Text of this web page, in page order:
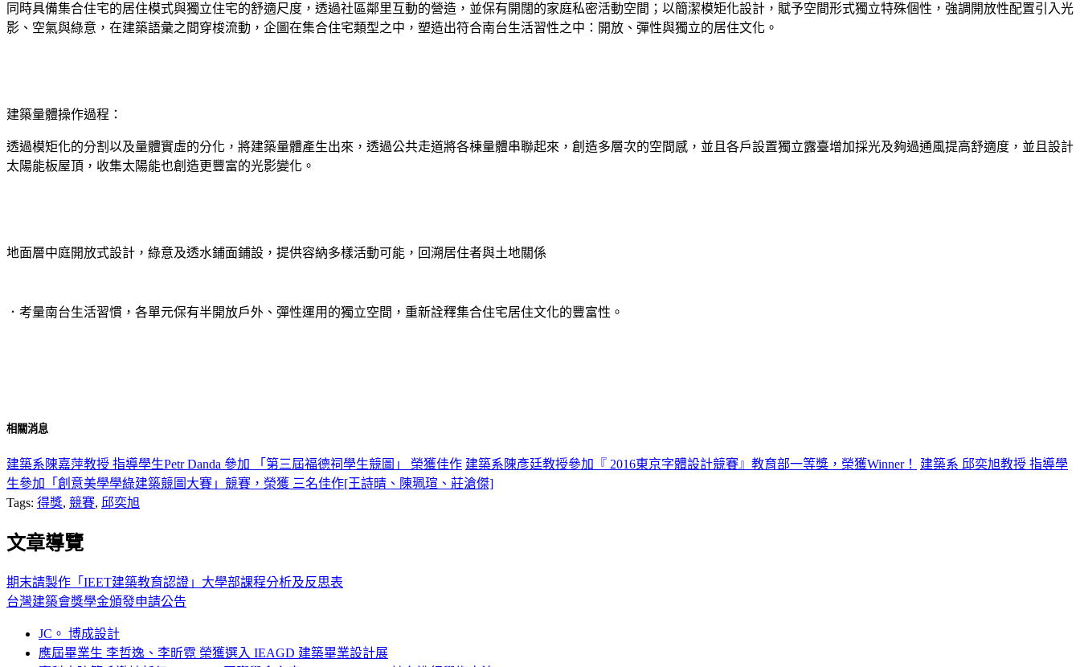
同時具備集合住宅的居住模式與獨立住宅的舒適尺度，透過社區鄰里互動的營造，並保有開闊的家庭私密活動空間；以簡潔模矩化設計，賦予空間形式獨立特殊個性，強調開放性配置引入光
影、空氣與綠意，在建築語彙之間穿梭流動，企圖在集合住宅類型之中，塑造出符合南台生活習性之中：開放、彈性與獨立的居住文化。
建築量體操作過程：
透過模矩化的分割以及量體實虛的分化，將建築量體產生出來，透過公共走道將各棟量體串聯起來，創造多層次的空間感，並且各戶設置獨立露臺增加採光及夠過通風提高舒適度，並且設計
太陽能板屋頂，收集太陽能也創造更豐富的光影變化。
地面層中庭開放式設計，綠意及透水鋪面鋪設，提供容納多樣活動可能，回溯居住者與土地關係
．考量南台生活習慣，各單元保有半開放戶外、彈性運用的獨立空間，重新詮釋集合住宅居住文化的豐富性。
相關消息
建築系陳嘉萍教授 指導學生Petr Danda 參加 「第三屆福德祠學生競圖」 榮獲佳作 建築系陳彥廷教授參加『 2016東京字體設計競賽』教育部一等獎，榮獲Winner！
建築系 邱奕旭教授 指導學
生參加「創意美學學綠建築競圖大賽」競賽，榮獲 三名佳作[王詩晴、陳珮瑄、莊滄傑]
Tags: 得獎, 競賽, 邱奕旭
文章導覽
期末請製作「IEET建築教育認證」大學部課程分析及反思表
台灣建築會獎學金頒發申請公告
JC。 博成設計
應屆畢業生 李哲逸、李昕霓 榮獲選入 IEAGD 建築畢業設計展